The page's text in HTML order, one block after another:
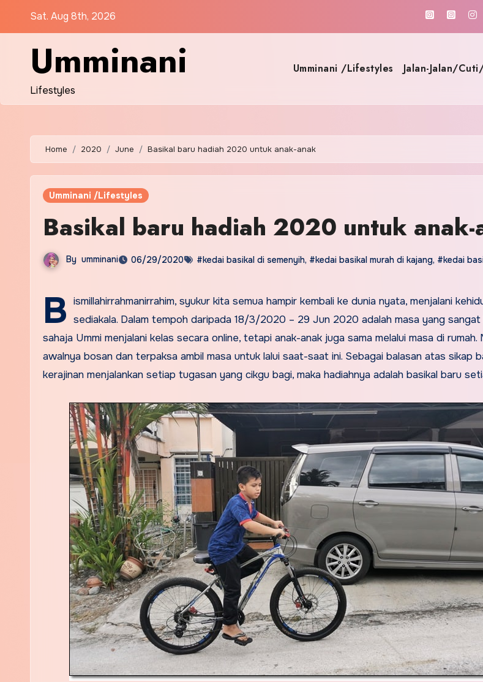
Sat. Aug 8th, 2026
Umminani
Lifestyles
Umminani /Lifestyles Jalan-Jalan/
Home 2020 June Basikal baru hadiah 2020 untuk anak-anak
Umminani /Lifestyles
Basikal baru hadiah 2020 untuk anak-
By umminani 06/29/2020 #kedai basikal di semenyih, #kedai basikal murah di kajang, #kedai
B ismillahirrahmanirrahim, syukur kita semua hampir kembali ke dunia nyata, menjalani
sediakala. Dalam tempoh daripada 18/3/2020 – 29 Jun 2020 adalah masa yang sangat
sahaja Ummi menjalani kelas secara online, tetapi anak-anak juga sama melalui masa di rumah.
awalnya bosan dan terpaksa ambil masa untuk lalui saat-saat ini. Sebagai balasan atas sikap
kerajinan menjalankan setiap tugasan yang cikgu bagi, maka hadiahnya adalah basikal baru